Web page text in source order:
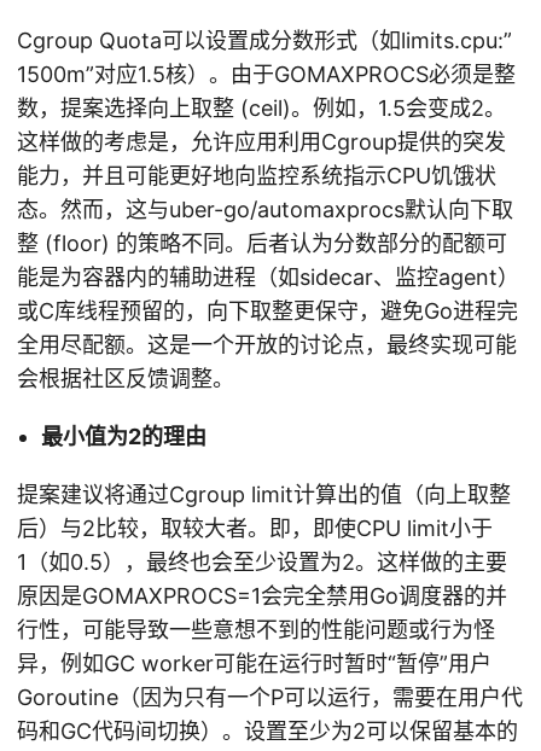
Cgroup Quota可以设置成分数形式（如limits.cpu:”
1500m”对应1.5核）。由于GOMAXPROCS必须是整
数，提案选择向上取整 (ceil)。例如，1.5会变成2。
这样做的考虑是，允许应用利用Cgroup提供的突发
能力，并且可能更好地向监控系统指示CPU饥饿状
态。然而，这与uber-go/automaxprocs默认向下取
整 (floor) 的策略不同。后者认为分数部分的配额可
能是为容器内的辅助进程（如sidecar、监控agent）
或C库线程预留的，向下取整更保守，避免Go进程完
全用尽配额。这是一个开放的讨论点，最终实现可能
会根据社区反馈调整。
最小值为2的理由
提案建议将通过Cgroup limit计算出的值（向上取整
后）与2比较，取较大者。即，即使CPU limit小于
1（如0.5），最终也会至少设置为2。这样做的主要
原因是GOMAXPROCS=1会完全禁用Go调度器的并
行性，可能导致一些意想不到的性能问题或行为怪
异，例如GC worker可能在运行时暂时“暂停”用户
Goroutine（因为只有一个P可以运行，需要在用户代
码和GC代码间切换）。设置至少为2可以保留基本的